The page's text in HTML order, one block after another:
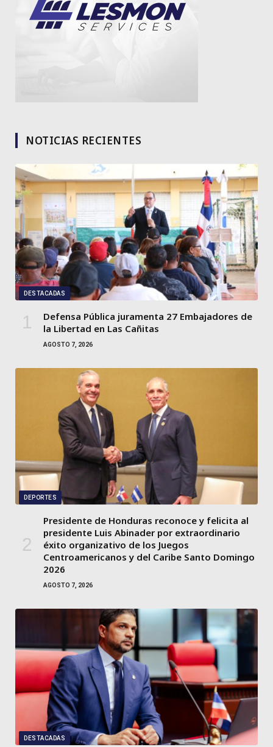
NOTICIAS RECIENTES
DESTACADAS
Defensa Pública juramenta 27 Embajadores de
la Libertad en Las Cañitas
AGOSTO 7, 2026
DEPORTES
Presidente de Honduras reconoce y felicita al
presidente Luis Abinader por extraordinario
éxito organizativo de los Juegos
Centroamericanos y del Caribe Santo Domingo
2026
AGOSTO 7, 2026
DESTACADAS